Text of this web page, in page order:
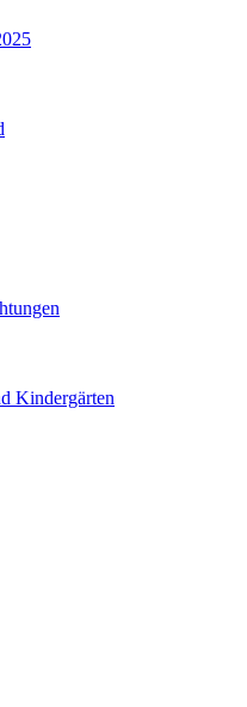
Kindergärten